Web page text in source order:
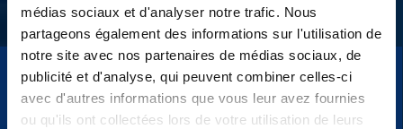
médias sociaux et d'analyser notre trafic. Nous
partageons également des informations sur l'utilisation de
notre site avec nos partenaires de médias sociaux, de
publicité et d'analyse, qui peuvent combiner celles-ci
avec d'autres informations que vous leur avez fournies
ou qu'ils ont collectées lors de votre utilisation de leurs
2019